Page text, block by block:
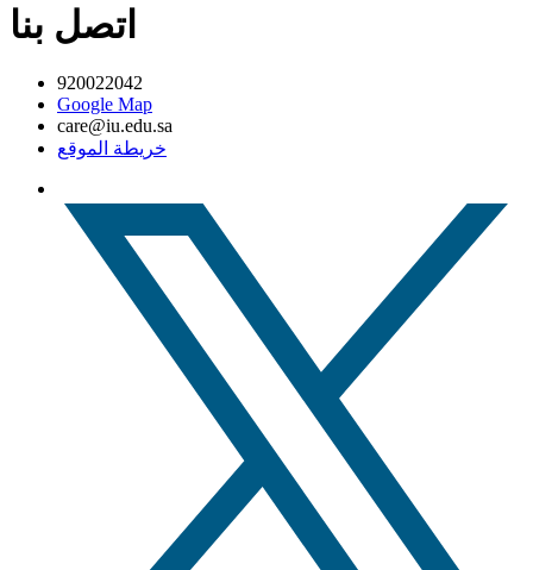
اتصل بنا
920022042
Google Map
care@iu.edu.sa
خريطة الموقع